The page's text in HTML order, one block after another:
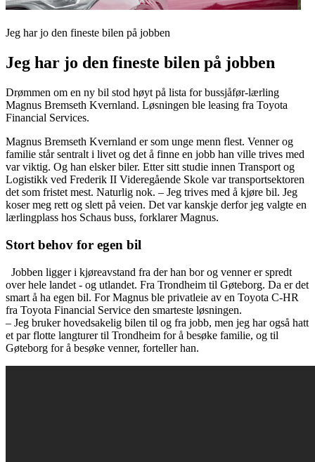
Jeg har jo den fineste bilen på jobben
Jeg har jo den fineste bilen på jobben
Drømmen om en ny bil stod høyt på lista for bussjåfør-lærling
Magnus Bremseth Kvernland. Løsningen ble leasing fra Toyota
Financial Services.
Magnus Bremseth Kvernland er som unge menn flest. Venner og
familie står sentralt i livet og det å finne en jobb han ville trives med
var viktig. Og han elsker biler. Etter sitt studie innen Transport og
Logistikk ved Frederik II Videregående Skole var transportsektoren
det som fristet mest. Naturlig nok. – Jeg trives med å kjøre bil. Jeg
koser meg rett og slett på veien. Det var kanskje derfor jeg valgte en
lærlingplass hos Schaus buss, forklarer Magnus.
Stort behov for egen bil
Jobben ligger i kjøreavstand fra der han bor og venner er spredt
over hele landet - og utlandet. Fra Trondheim til Gøteborg. Da er det
smart å ha egen bil. For Magnus ble privatleie av en Toyota C-HR
fra Toyota Financial Service den smarteste løsningen.
– Jeg bruker hovedsakelig bilen til og fra jobb, men jeg har også hatt
et par flotte langturer til Trondheim for å besøke familie, og til
Gøteborg for å besøke venner, forteller han.